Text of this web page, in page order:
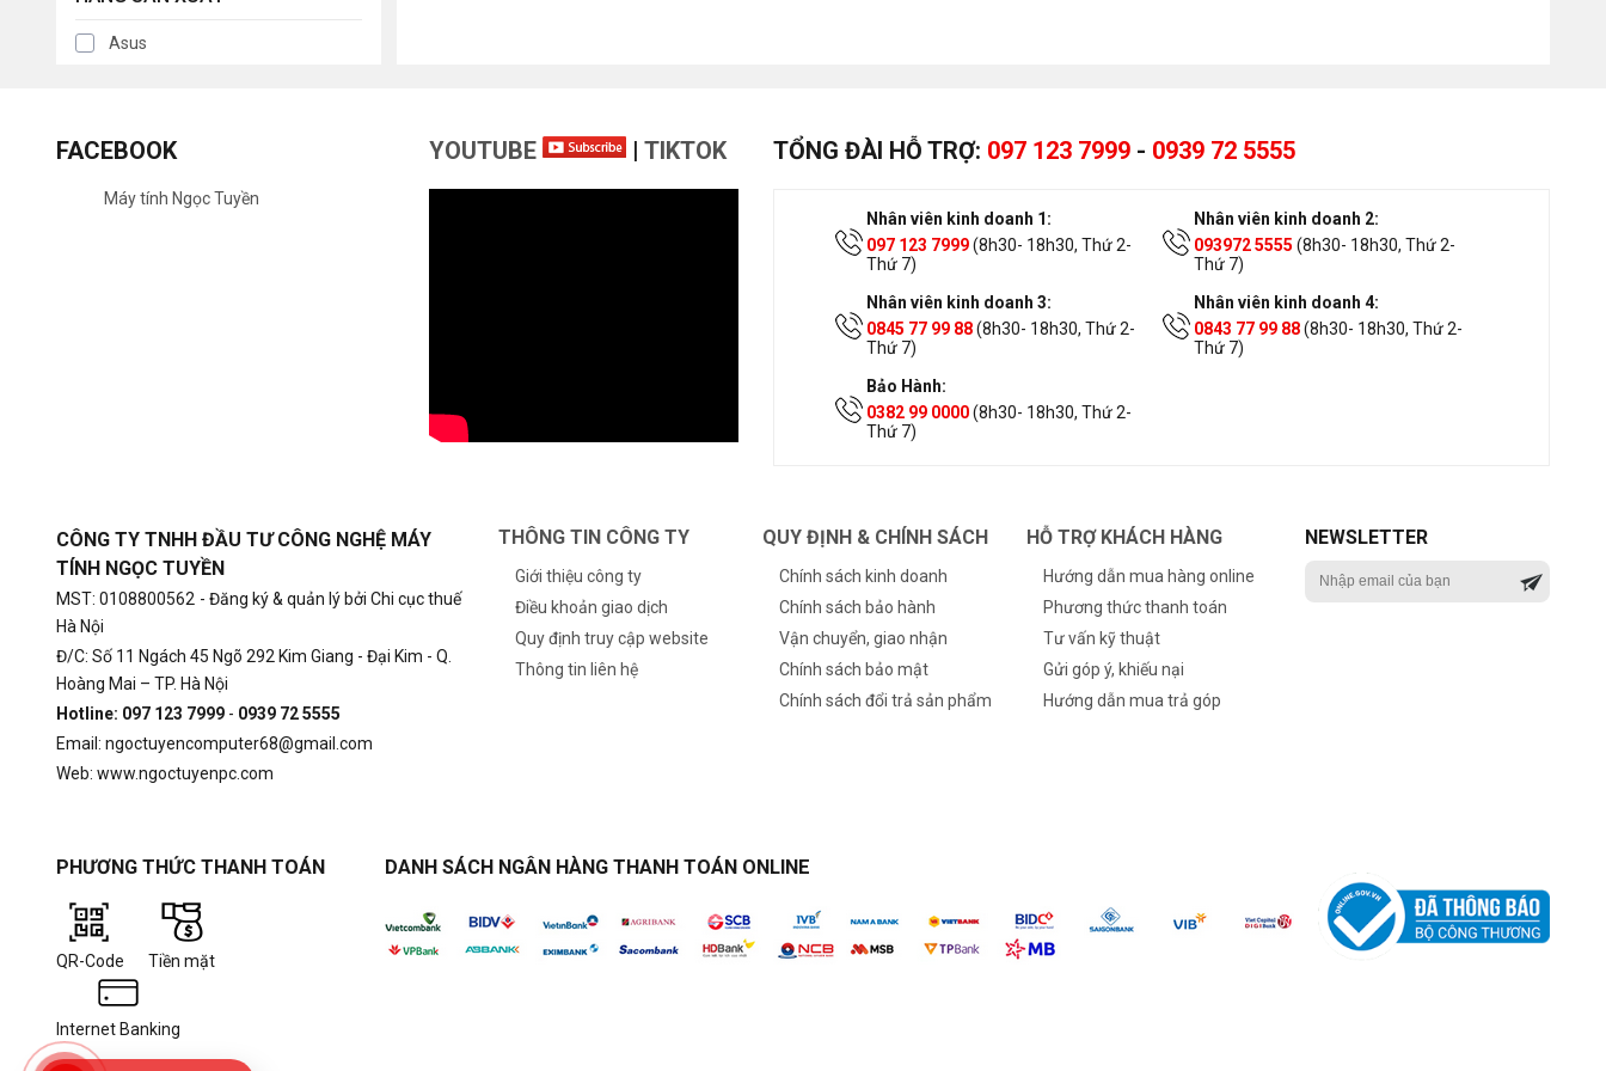
Asus
FACEBOOK
Máy tính Ngọc Tuyền
YOUTUBE | TIKTOK TỔNG ĐÀI HỖ TRỢ: 097 123 7999 - 0939 72 5555
Nhân viên kinh doanh 1:
097 123 7999(8h30- 18h30, Thứ 2-
Thứ 7)
Nhân viên kinh doanh 2:
093972 5555 (8h30- 18h30, Thứ 2-
Thứ 7)
Nhân viên kinh doanh 3:
0845 77 99 88(8h30- 18h30, Thứ 2-
Thứ 7)
Nhân viên kinh doanh 4:
0843 77 99 88(8h30- 18h30, Thứ 2-
Thứ 7)
Bảo Hành:
0382 99 0000(8h30- 18h30, Thứ 2-
Thứ 7)
CÔNG TY TNHH ĐẦU TƯ CÔNG NGHỆ MÁY
TÍNH NGỌC TUYỀN
MST: 0108800562 - Đăng ký & quản lý bởi Chi cục thuế
Hà Nội
Đ/C: Số 11 Ngách 45 Ngõ 292 Kim Giang - Đại Kim - Q.
Hoàng Mai – TP. Hà Nội
Hotline: 097 123 7999 - 0939 72 5555
Email: ngoctuyencomputer68@gmail.com
Web: www.ngoctuyenpc.com
THÔNG TIN CÔNG TY
Giới thiệu công ty
Điều khoản giao dịch
Quy định truy cập website
Thông tin liên hệ
QUY ĐỊNH & CHÍNH SÁCH
Chính sách kinh doanh
Chính sách bảo hành
Vận chuyển, giao nhận
Chính sách bảo mật
Chính sách đổi trả sản phẩm
HỖ TRỢ KHÁCH HÀNG
Hướng dẫn mua hàng online
Phương thức thanh toán
Tư vấn kỹ thuật
Gửi góp ý, khiếu nại
Hướng dẫn mua trả góp
NEWSLETTER
PHƯƠNG THỨC THANH TOÁN
QR-Code Tiền mặt
Internet Banking
DANH SÁCH NGÂN HÀNG THANH TOÁN ONLINE